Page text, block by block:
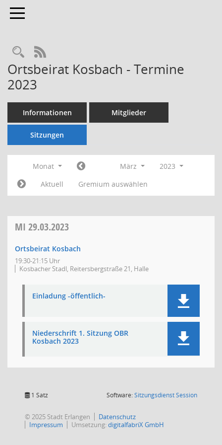
Toggle navigation
Rechercheauswahl
RSS-Feed
Ortsbeirat Kosbach - Termine
2023
Informationen Mitglieder
Sitzungen
Monat März
2023
Aktuell
Gremium auswählen
MI 29.03.2023
Ortsbeirat Kosbach
19:30-21:15 Uhr
Kosbacher Stadl, Reitersbergstraße 21, Halle
Einladung -öffentlich-
Niederschrift 1. Sitzung OBR
Kosbach 2023
1 Satz Software:SitzungsdienstSession(Wird in
© 2025 Stadt Erlangen
Datenschutz
Impressum
Umsetzung:digitalfabriX GmbH